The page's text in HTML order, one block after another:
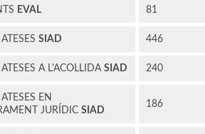
EVAL 81
SIAD 446
A L'ACOLLIDA SIAD 240
EN
JURÍDIC SIAD
186